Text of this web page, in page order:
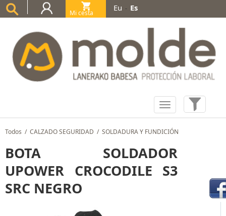
Mi cesta
(0)
Eu - Es
Todos / CALZADO SEGURIDAD / SOLDADURA Y FUNDICIÓN
BOTA SOLDADOR
UPOWER CROCODILE S3
SRC NEGRO